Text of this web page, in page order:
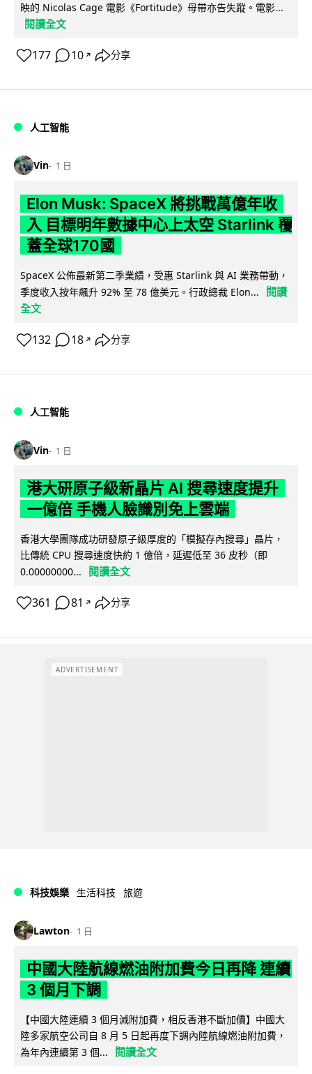
映的 Nicolas Cage 電影《Fortitude》母帶亦告失蹤。電影...
閱讀全文
177 10 ↗ 分享
人工智能
Vin 1 日
Elon Musk: SpaceX 將挑戰萬億年收
入 目標明年數據中心上太空 Starlink 覆
蓋全球170國
SpaceX 公佈最新第二季業績，受惠 Starlink 與 AI 業務帶動，
季度收入按年飆升 92% 至 78 億美元。行政總裁 Elon...
閱讀
全文
132 18 ↗ 分享
人工智能
Vin 1 日
港大研原子級新晶片 AI 搜尋速度提升
一億倍 手機人臉識別免上雲端
香港大學團隊成功研發原子級厚度的「模擬存內搜尋」晶片，
比傳統 CPU 搜尋速度快約 1 億倍，延遲低至 36 皮秒（即
0.00000000...
閱讀全文
361 81 ↗ 分享
ADVERTISEMENT
科技娛樂 生活科技 旅遊
Lawton 1 日
中國大陸航線燃油附加費今日再降 連續
3 個月下調
【中國大陸連續 3 個月減附加費，相反香港不斷加價】中國大
陸多家航空公司自 8 月 5 日起再度下調內陸航線燃油附加費，
為年內連續第 3 個...
閱讀全文